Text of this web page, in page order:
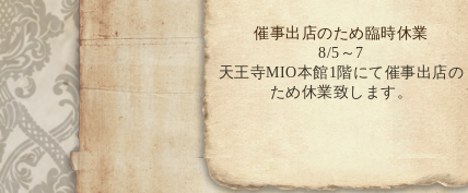
催事出店のため臨時休業
8/5～7
天王寺MIO本館1階にて催事出店の
ため休業致します。